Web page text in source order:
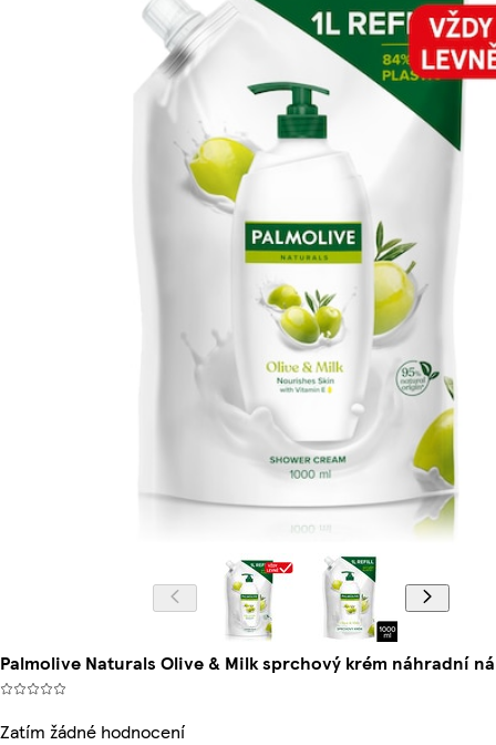
Palmolive Naturals Olive & Milk sprchový krém náhradní
Zatím žádné hodnocení